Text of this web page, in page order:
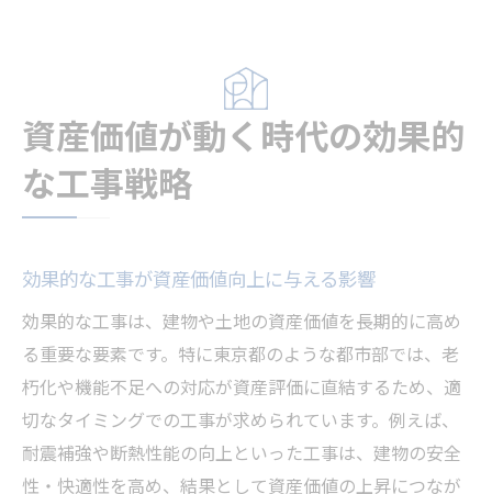
資産価値が動く時代の効果的
な工事戦略
効果的な工事が資産価値向上に与える影響
効果的な工事は、建物や土地の資産価値を長期的に高め
る重要な要素です。特に東京都のような都市部では、老
朽化や機能不足への対応が資産評価に直結するため、適
切なタイミングでの工事が求められています。例えば、
耐震補強や断熱性能の向上といった工事は、建物の安全
性・快適性を高め、結果として資産価値の上昇につなが